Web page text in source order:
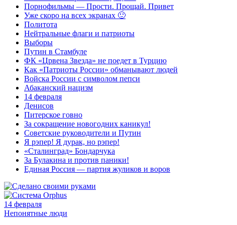
Порнофильмы — Прости. Прощай. Привет
Уже скоро на всех экранах 🙂
Политота
Нейтральные флаги и патриоты
Выборы
Путин в Стамбуле
ФК «Црвена Звезда» не поедет в Турцию
Как «Патриоты России» обманывают людей
Войска России с символом пепси
Абаканский нацизм
14 февраля
Денисов
Питерское говно
За сокращение новогодних каникул!
Советские руководители и Путин
Я рэпер! Я дурак, но рэпер!
«Сталинград» Бондарчука
За Булакина и против паники!
Единая Россия — партия жуликов и воров
14 февраля
Непонятные люди